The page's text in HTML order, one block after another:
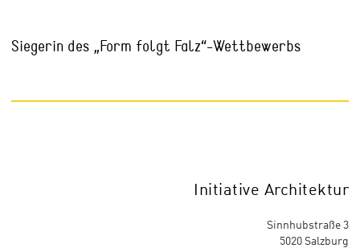
Siegerin des „Form folgt Falz“-Wettbewerbs
Initiative Architektur
Sinnhubstraße 3
5020 Salzburg